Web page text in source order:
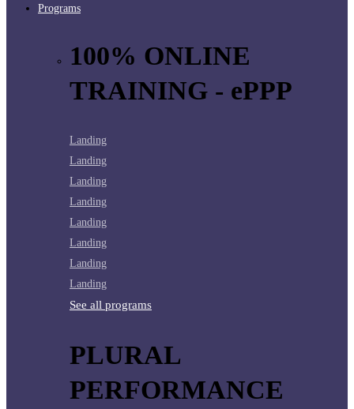
Programs
100% ONLINE
TRAINING - ePPP
Landing
Landing
Landing
Landing
Landing
Landing
Landing
Landing
See all programs
PLURAL
PERFORMANCE